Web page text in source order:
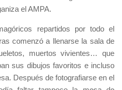
el AMPA.
repartidos por todo el
comenzó a llenarse la sala de
muertos vivientes… que
sus dibujos favoritos e incluso
Después de fotografiarse en el